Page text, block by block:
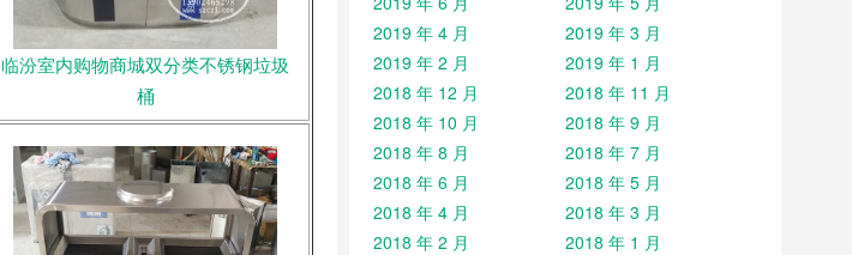
临汾室内购物商城双分类不锈钢垃圾
桶
2019 年 4 月
2019 年 3 月
2019 年 2 月
2019 年 1 月
2018 年 12 月
2018 年 11 月
2018 年 10 月
2018 年 9 月
2018 年 8 月
2018 年 7 月
2018 年 6 月
2018 年 5 月
2018 年 4 月
2018 年 3 月
2018 年 2 月
2018 年 1 月